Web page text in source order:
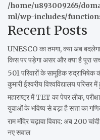
/home/u893009265/
ml/wp-includes/
Recent Posts
UNESCO का तमगा, क्या अब बदलेगा
किस पर पड़ेगा असर और क्या है पूरा
501 परिवारों के सामूहिक रुद्राभिषेक
कुमारी ईश्वरीय विश्वविद्यालय
महाराष्ट्र में TET का पेपर लीक,
युवाओं के भविष्य से बड़ा है सत्ता का
राम मंदिर चढ़ावा विवाद: अब 200
नए सवाल